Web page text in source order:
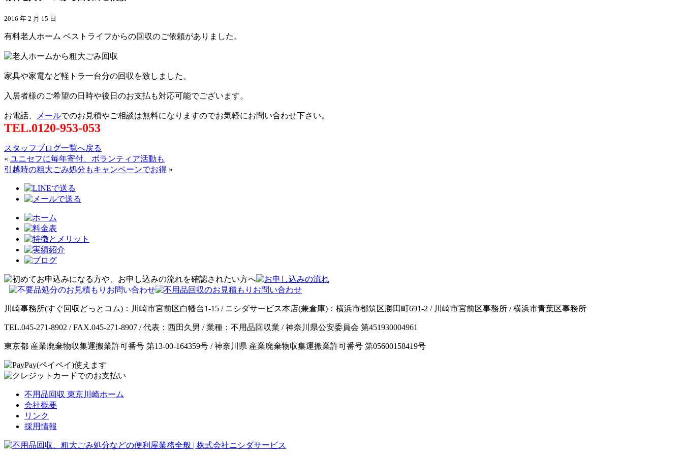
2016 年 2 月 15 日
有料老人ホーム ベストライフからの回収のご依頼がありました。
家具や家電など軽トラ一台分の回収を致しました。
入居者様のご希望の日時や後日のお支払も対応可能でございます。
お電話、 メールでのお見積やご相談は無料になりますのでお気軽にお問い合わせ下さい。
TEL.0120-953-053
スタッフブログ一覧へ戻る
« ユニセフに毎年寄付、ボランティア活動も
引越時の粗大ごみ処分もキャンペーンでお得 »
川崎事務所(すぐ回収どっとコム)：川崎市宮前区白幡台1-15 / ニシダサービス本店(兼倉庫)：横浜市都筑区勝田町691-2 / 川崎市宮前区事務所 / 横浜市青葉区事務所
TEL.045-271-8902 / FAX.045-271-8907 / 代表：西田久男 / 業種：不用品回収業 / 神奈川県公安委員会 第451930004961
東京都 産業廃棄物収集運搬業許可番号 第13-00-164359号 / 神奈川県 産業廃棄物収集運搬業許可番号 第05600158419号
不用品回収 東京川崎ホーム
会社概要
リンク
採用情報